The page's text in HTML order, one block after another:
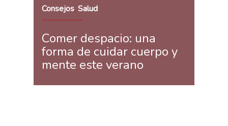
Consejos, Salud
Comer despacio: una
forma de cuidar cuerpo y
mente este verano